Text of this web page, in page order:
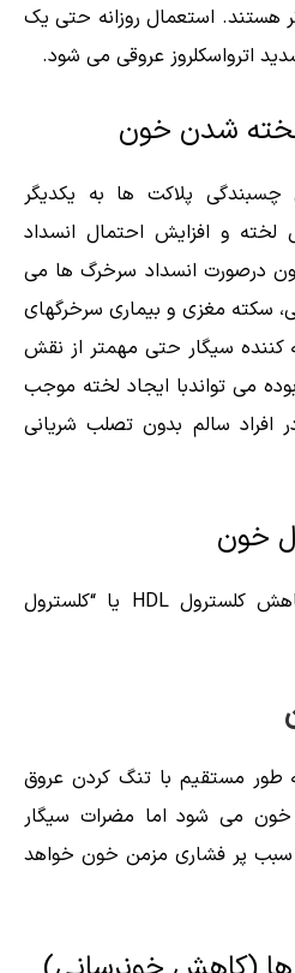
هستند. استعمال روزانه حتی یک
اترواسکلروز عروقی می شود.
چسبندگی پلاکت ها به یکدیگر
و افزایش احتمال انسداد
درصورت انسداد سرخرگ ها می
، سکته مغزی و بیماری سرخرگهای
سیگار حتی مهمتر از نقش
می تواندبا ایجاد لخته موجب
سالم بدون تصلب شریانی
استعمال دخانیات سبب کاهش کلسترول HDL یا “کلسترول
مستقیم با تنگ کردن عروق
می شود اما مضرات سیگار
سبب پر فشاری مزمن خون خواهد